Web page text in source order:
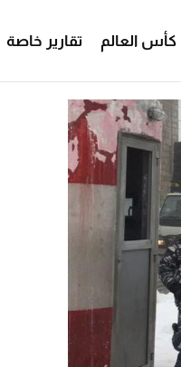
كأس العالم تقارير خاصة